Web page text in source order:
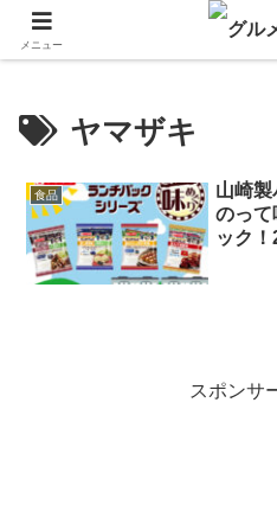
飲食店キャンペーン・食品飲料
ヤマザキ
食品
山崎
のって
ック
スポンサ
メニュー